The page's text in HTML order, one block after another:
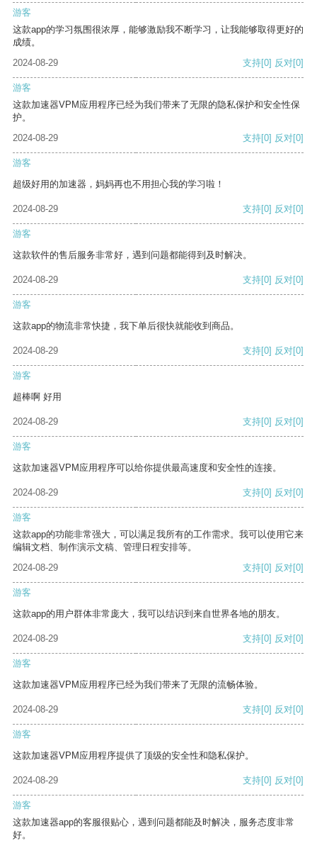
游客
这款app的学习氛围很浓厚，能够激励我不断学习，让我能够取得更好的
成绩。
2024-08-29
支持[0] 反对[0]
游客
这款加速器VPM应用程序已经为我们带来了无限的隐私保护和安全性保
护。
2024-08-29
支持[0] 反对[0]
游客
超级好用的加速器，妈妈再也不用担心我的学习啦！
2024-08-29 支持[0] 反对[0]
游客
这款软件的售后服务非常好，遇到问题都能得到及时解决。
2024-08-29 支持[0] 反对[0]
游客
这款app的物流非常快捷，我下单后很快就能收到商品。
2024-08-29 支持[0] 反对[0]
游客
超棒啊 好用
2024-08-29 支持[0] 反对[0]
游客
这款加速器VPM应用程序可以给你提供最高速度和安全性的连接。
2024-08-29 支持[0] 反对[0]
游客
这款app的功能非常强大，可以满足我所有的工作需求。我可以使用它来
编辑文档、制作演示文稿、管理日程安排等。
2024-08-29
支持[0] 反对[0]
游客
这款app的用户群体非常庞大，我可以结识到来自世界各地的朋友。
2024-08-29 支持[0] 反对[0]
游客
这款加速器VPM应用程序已经为我们带来了无限的流畅体验。
2024-08-29 支持[0] 反对[0]
游客
这款加速器VPM应用程序提供了顶级的安全性和隐私保护。
2024-08-29 支持[0] 反对[0]
游客
这款加速器app的客服很贴心，遇到问题都能及时解决，服务态度非常
好。